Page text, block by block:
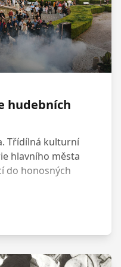
hudebních
Třídílná kulturní
hlavního města
do honosných